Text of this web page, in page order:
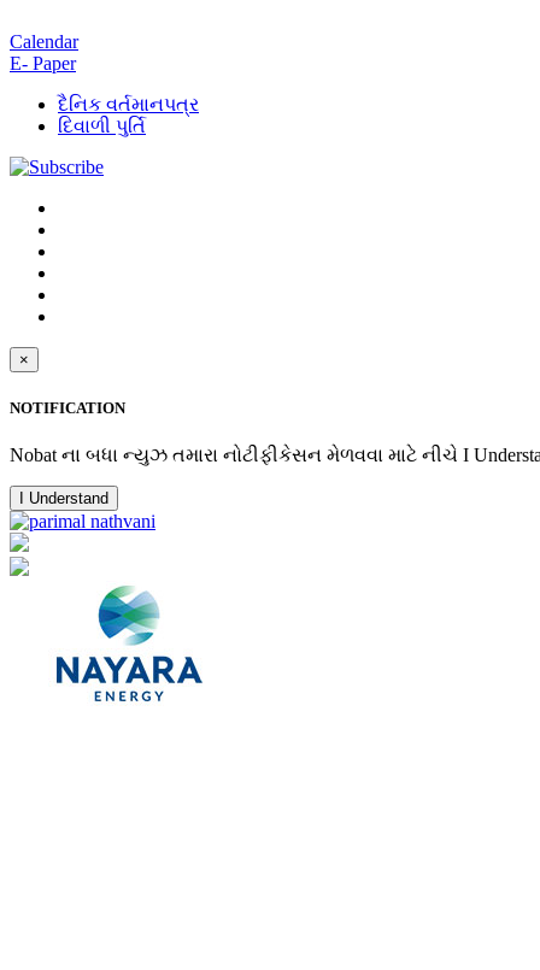
Calendar
E- Paper
દૈનિક વર્તમાનપત્ર
દિવાળી પુર્તિ
×
NOTIFICATION
Nobat ના બધા ન્યુઝ તમારા નોટીફીકેસન મેળવવા માટે નીચે I
I Understand